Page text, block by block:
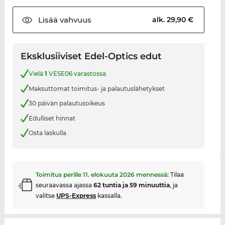
Lisää vahvuus alk. 29,90 €
Eksklusiiviset Edel-Optics edut
Vielä 1 VESE06 varastossa
Maksuttomat toimitus- ja palautuslähetykset
30 päivän palautusoikeus
Edulliset hinnat
Osta laskulla
Toimitus perille 11. elokuuta 2026mennessä: Tilaa
seuraavassa ajassa 62 tuntia ja 59 minuuttia, ja
valitse UPS-Expresskassalla.